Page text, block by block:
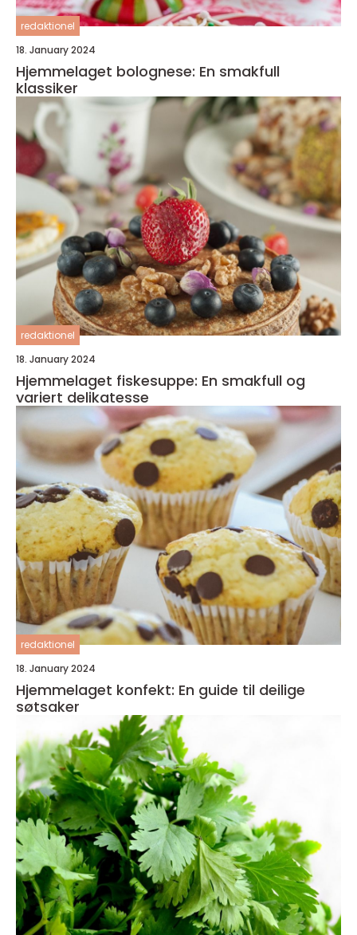
redaktionel
18. January 2024
Hjemmelaget bolognese: En smakfull
klassiker
redaktionel
18. January 2024
Hjemmelaget fiskesuppe: En smakfull og
variert delikatesse
redaktionel
18. January 2024
Hjemmelaget konfekt: En guide til deilige
søtsaker